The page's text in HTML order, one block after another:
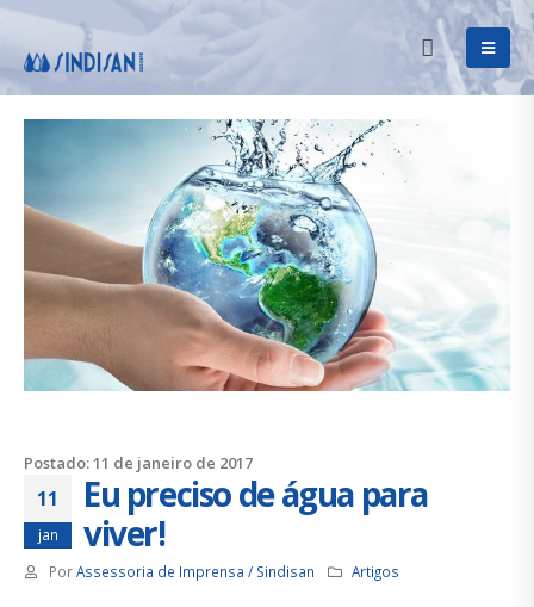
Postado: 11 de janeiro de 2017
11
jan
Eu preciso de água para
viver!
PorAssessoria de Imprensa / Sindisan Artigos